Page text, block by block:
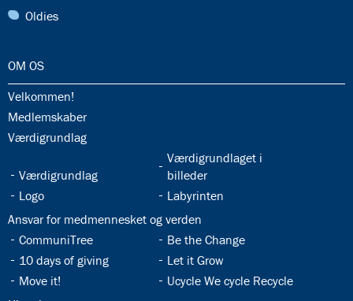
31.0:
Oldies
32.0:
OM OS
32.1:
Velkommen!
32.2:
Medlemskaber
32.3:
Værdigrundlag
32.4:
Værdigrundlag
32.5:
Værdigrundlaget i
billeder
32.6:
Logo 32.7:
Labyrinten
32.8:
Ansvar for medmennesket og verden
32.9:
CommuniTree 32.10:
Be the Change
32.11:
10 days of giving 32.12:
Let it Grow
32.13:
Move it! 32.14:
Ucycle We cycle Recycle